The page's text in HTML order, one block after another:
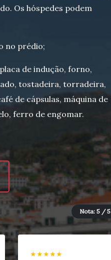
Os hóspedes podem
no prédio;
de indução, forno,
tostadeira, torradeira,
de cápsulas, máquina de
ferro de engomar.
Nota: 5 / 5
★★★★★